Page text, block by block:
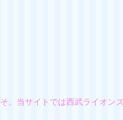
。当サイトでは西武ライオン